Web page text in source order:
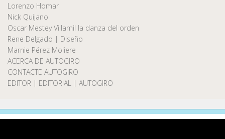
Lorenzo Homar
Nick Quijano
Oscar Mestey Villamil la danza del orden
Rene Delgado | Diseño
Marnie Pérez Moliere
ACERCA DE AUTOGIRO
CONTACTE AUTOGIRO
EDITOR | EDITORIAL | AUTOGIRO